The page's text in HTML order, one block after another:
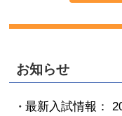
お知らせ
最新入試情報：